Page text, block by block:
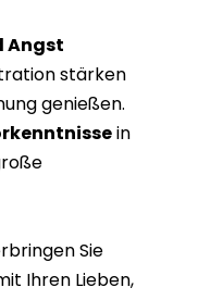
Angst
stärken
genießen.
in
Sie
Ihren Lieben,